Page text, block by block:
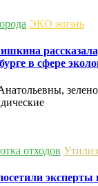
ЭКО жизнь
в сфере
отходов
эксперты